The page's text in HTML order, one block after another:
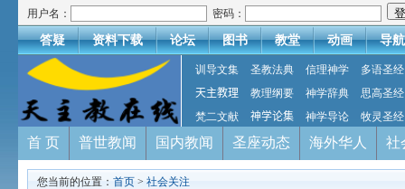
用户名： 密码：
答疑 资料下载 论坛 图书 教堂 动画 导航
训导文集 圣教法典 信理神学
多语圣经
天主教理
教理纲要 神学辞典
思高圣经
梵二文献
神学论集 神学导论 牧灵圣经
首 页 普世教闻 国内教闻 圣座动态 海外华人 社
您当前的位置： 首页 > 社会关注